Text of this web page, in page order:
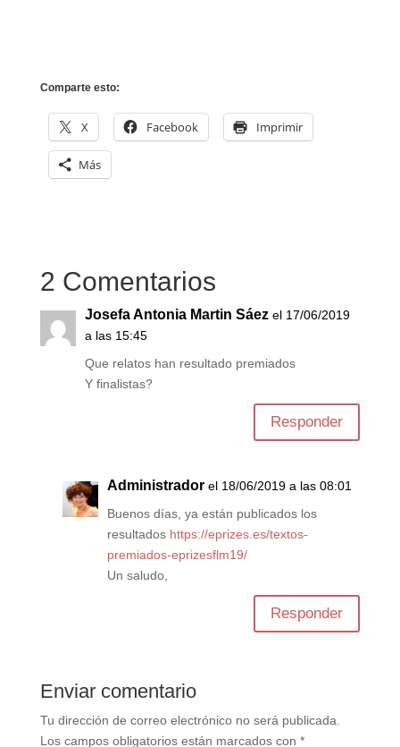
Comparte esto:
X Facebook Imprimir
Más
2 Comentarios
Josefa Antonia Martin Sáez el 17/06/2019
a las 15:45
Que relatos han resultado premiados
Y finalistas?
Responder
Administrador el 18/06/2019 a las 08:01
Buenos días, ya están publicados los
resultados https://eprizes.es/textos-
premiados-eprizesflm19/
Un saludo,
Responder
Enviar comentario
Tu dirección de correo electrónico no será publicada.
Los campos obligatorios están marcados con *